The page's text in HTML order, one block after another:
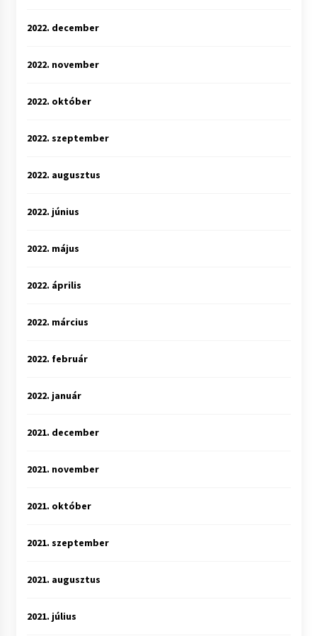
2022. december
2022. november
2022. október
2022. szeptember
2022. augusztus
2022. június
2022. május
2022. április
2022. március
2022. február
2022. január
2021. december
2021. november
2021. október
2021. szeptember
2021. augusztus
2021. július